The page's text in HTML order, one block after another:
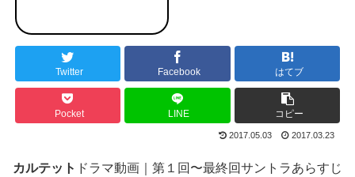
Twitter Facebook はてブ
Pocket LINE コピー
2017.05.03 2017.03.23
カルテット ドラマ動画｜第１回〜最終回サントラあらすじ